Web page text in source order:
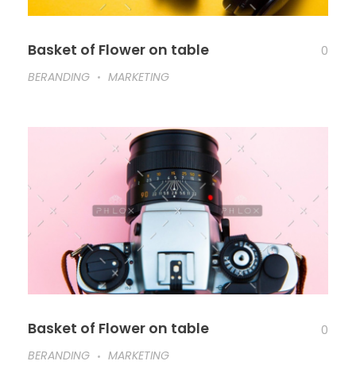
Basket of Flower on table
0
BERANDING
MARKETING
Basket of Flower on table
0
BERANDING
MARKETING